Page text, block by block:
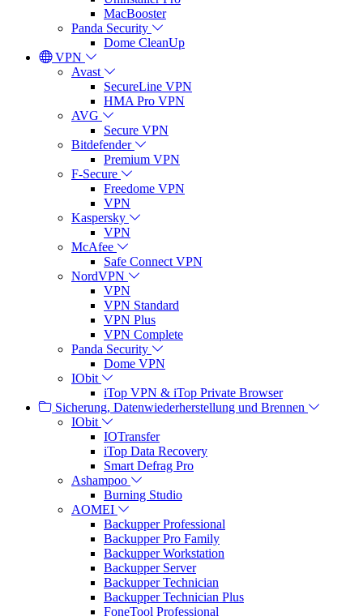
MacBooster
Panda Security
Dome CleanUp
VPN
Avast
SecureLine VPN
HMA Pro VPN
AVG
Secure VPN
Bitdefender
Premium VPN
F-Secure
Freedome VPN
VPN
Kaspersky
VPN
McAfee
Safe Connect VPN
NordVPN
VPN
VPN Standard
VPN Plus
VPN Complete
Panda Security
Dome VPN
IObit
iTop VPN & iTop Private Browser
Sicherung, Datenwiederherstellung und Brennen
IObit
IOTransfer
iTop Data Recovery
Smart Defrag Pro
Ashampoo
Burning Studio
AOMEI
Backupper Professional
Backupper Pro Family
Backupper Workstation
Backupper Server
Backupper Technician
Backupper Technician Plus
FoneTool Professional